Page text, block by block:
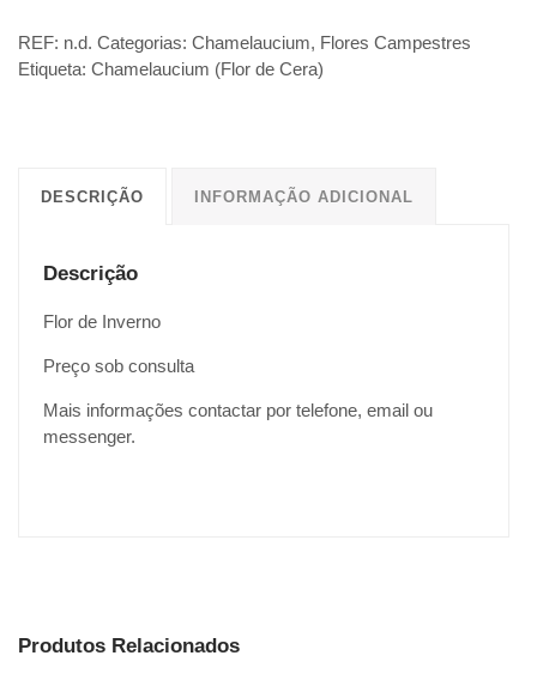
REF: n.d. Categorias: Chamelaucium, Flores Campestres
Etiqueta: Chamelaucium (Flor de Cera)
DESCRIÇÃO INFORMAÇÃO ADICIONAL
Descrição
Flor de Inverno
Preço sob consulta
Mais informações contactar por telefone, email ou
messenger.
Produtos Relacionados